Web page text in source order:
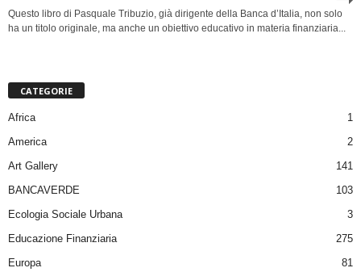
Questo libro di Pasquale Tribuzio, già dirigente della Banca d’Italia, non solo
ha un titolo originale, ma anche un obiettivo educativo in materia finanziaria...
CATEGORIE
Africa
1
America
2
Art Gallery
141
BANCAVERDE
103
Ecologia Sociale Urbana
3
Educazione Finanziaria
275
Europa
81